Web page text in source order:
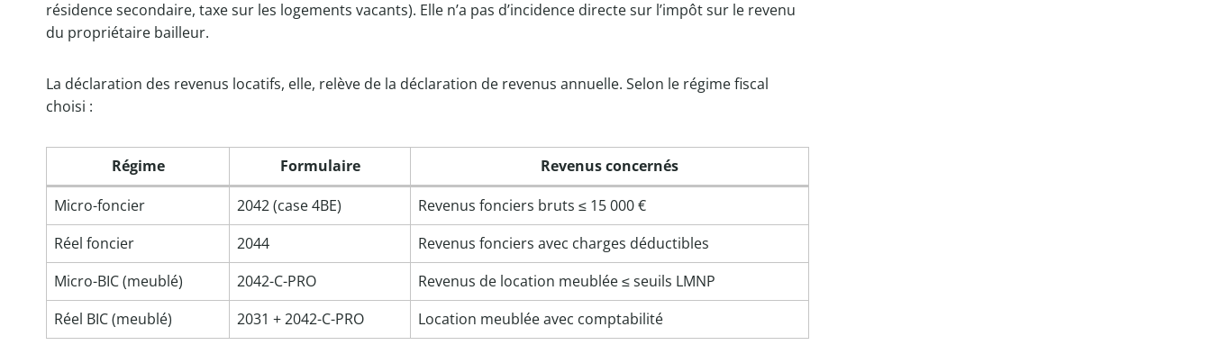
résidence secondaire, taxe sur les logements vacants). Elle n’a pas d’incidence directe sur l’impôt sur le revenu
du propriétaire bailleur.
La déclaration des revenus locatifs, elle, relève de la déclaration de revenus annuelle. Selon le régime fiscal
choisi :
Régime Formulaire
Revenus concernés
Micro-foncier
2042 (case 4BE)
Revenus fonciers bruts ≤ 15 000 €
Réel foncier
2044
Revenus fonciers avec charges déductibles
Micro-BIC (meublé)
2042-C-PRO
Revenus de location meublée ≤ seuils LMNP
Réel BIC (meublé)
2031 + 2042-C-PRO Location meublée avec comptabilité